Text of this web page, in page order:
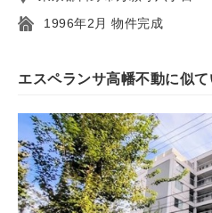
1996年2月 物件完成
エスペランサ高幡不動に似